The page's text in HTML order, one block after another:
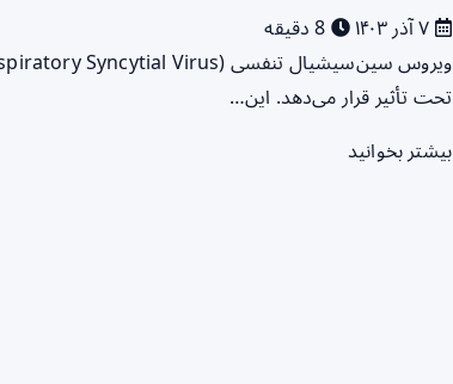
تحت تأثیر قرار می‌دهد. این…
بیشتر بخوانید